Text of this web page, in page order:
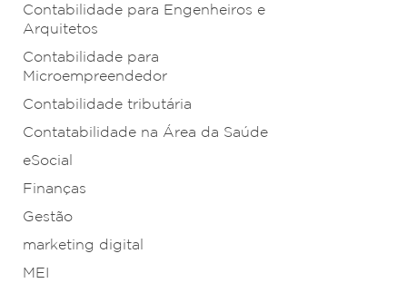
Contabilidade para Engenheiros e
Arquitetos
Contabilidade para
Microempreendedor
Contabilidade tributária
Contatabilidade na Área da Saúde
eSocial
Finanças
Gestão
marketing digital
MEI